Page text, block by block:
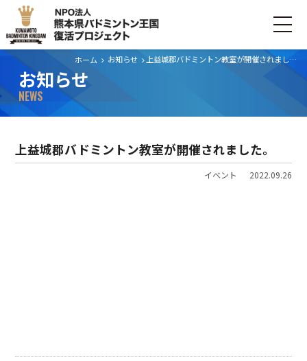
ホーム お知らせ 上益城郡バドミントン教室が開催されました。
お知らせ
NEWS
上益城郡バドミントン教室が開催されました。
イベント 2022.09.26
ホーム
ごあいさつ
プロジェクトについて